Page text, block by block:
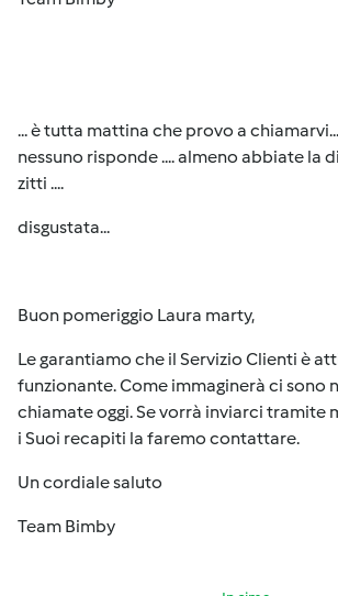
... è tutta mattina che provo a
nessuno risponde .... almeno abbiate la
zitti ....
disgustata...
Buon pomeriggio Laura marty,
Le garantiamo che il Servizio Clienti è
funzionante. Come immaginerà ci sono
chiamate oggi. Se vorrà inviarci tramite
i Suoi recapiti la faremo contattare.
Un cordiale saluto
Team Bimby